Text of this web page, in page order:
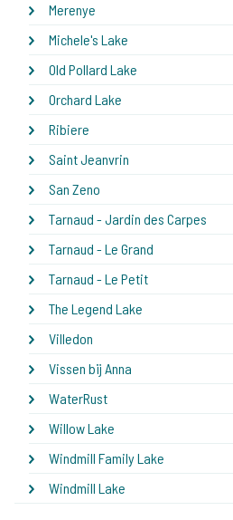
Merenye
Michele's Lake
Old Pollard Lake
Orchard Lake
Ribiere
Saint Jeanvrin
San Zeno
Tarnaud - Jardin des Carpes
Tarnaud - Le Grand
Tarnaud - Le Petit
The Legend Lake
Villedon
Vissen bij Anna
WaterRust
Willow Lake
Windmill Family Lake
Windmill Lake